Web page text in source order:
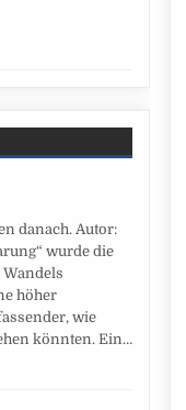
danach. Autor:
wurde die
höher
wie
könnten. Ein…